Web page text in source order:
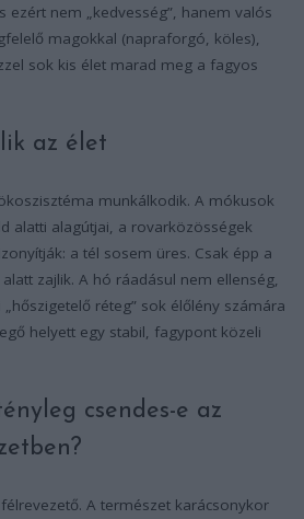
ezért nem „kedvesség”, hanem valós
magokkal (napraforgó, köles),
sok kis élet marad meg a fagyos
az élet
munkálkodik. A mókusok
alatti alagútjai, a rovarközösségek
a tél sosem üres. Csak épp a
zajlik. A hó ráadásul nem ellenség,
réteg” sok élőlény számára
helyett egy stabil, fagypont közeli
csendes-e az
A természet karácsonykor